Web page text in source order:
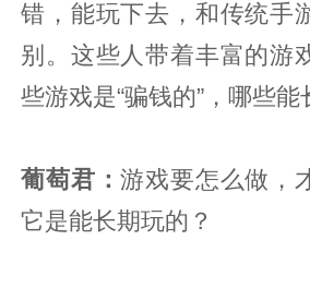
错，能玩下去，和传统手
别。这些人带着丰富的游
些游戏是“骗钱的”，哪些能
葡萄君 ：游戏要怎么做，
它是能长期玩的？